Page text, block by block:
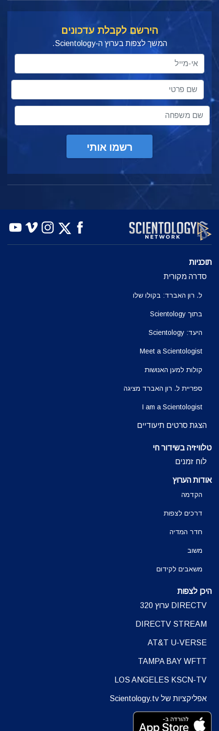
הירשם לקבלת עדכונים
המשך לצפות בערוץ ה-Scientology.
רשמו אותי
תוכניות
סדרה מקורית
ל. רון האברד: בקולו שלו
בתוך Scientology
היעד: Scientology
Meet a Scientologist
קולות למען האנושות
ספריית ל. רון האברד מציגה
I am a Scientologist
הצגת סרטים תיעודיים
טלוויזיה בשידור חי
לוח זמנים
אודות הערוץ
הקדמה
דרכים לצפות
חדר המדיה
משוב
משאבים לקידום
היכן לצפות
DIRECTV ערוץ 320
DIRECTV STREAM
AT&T U-VERSE
TAMPA BAY WFTT
LOS ANGELES KSCN-TV
אפליקציות של Scientology.tv